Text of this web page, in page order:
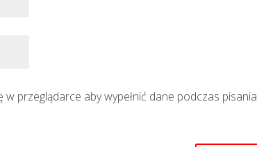
przeglądarce aby wypełnić dane podczas pisania